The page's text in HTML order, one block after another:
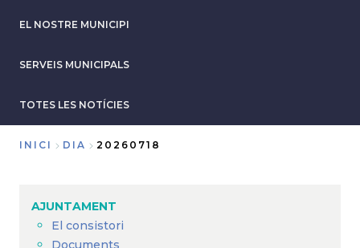
EL NOSTRE MUNICIPI
SERVEIS MUNICIPALS
TOTES LES NOTÍCIES
d'Ariadna
INICI DIA 20260718
AJUNTAMENT
El consistori
Documents